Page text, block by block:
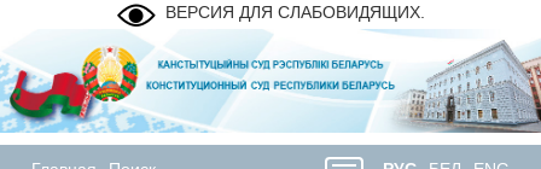
ВЕРСИЯ ДЛЯ СЛАБОВИДЯЩИХ.